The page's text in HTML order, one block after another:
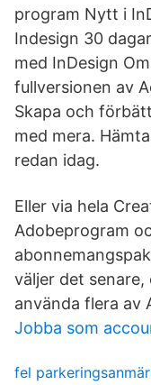
program Nytt i
Indesign 30
med InDesign
fullversionen av
Skapa och
med mera.
redan idag.
Eller via hela
Adobeprogram
väljer det
använda flera av
Jobba som
fel